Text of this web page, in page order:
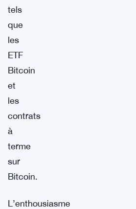
tels
que
les
ETF
Bitcoin
et
les
contrats
à
terme
sur
Bitcoin.
L’enthousiasme